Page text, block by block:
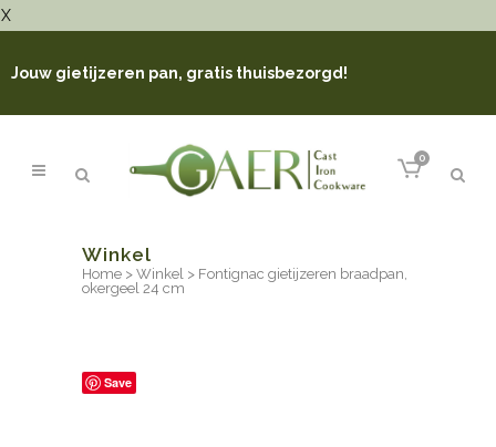
X
Jouw gietijzeren pan, gratis thuisbezorgd!
0
Winkel
Home > Winkel > Fontignac gietijzeren braadpan,
okergeel 24 cm
Save